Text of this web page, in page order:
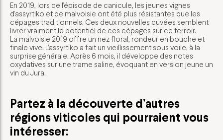
En 2019, lors de l’épisode de canicule, les jeunes vignes
d’assyrtiko et de malvoisie ont été plus résistantes que les
cépages traditionnels. Ces deux nouvelles cuvées semblent
livrer vraiment le potentiel de ces cépages sur ce terroir.
La malvoisie 2019 offre un nez floral, rondeur en bouche et
finale vive. L’assyrtiko a fait un vieillissement sous voile, à la
surprise générale. Après 6 mois, il développe des notes
oxydatives sur une trame saline, évoquant en version jeune un
vin du Jura.
Partez à la découverte d’autres
régions viticoles qui pourraient vous
intéresser: